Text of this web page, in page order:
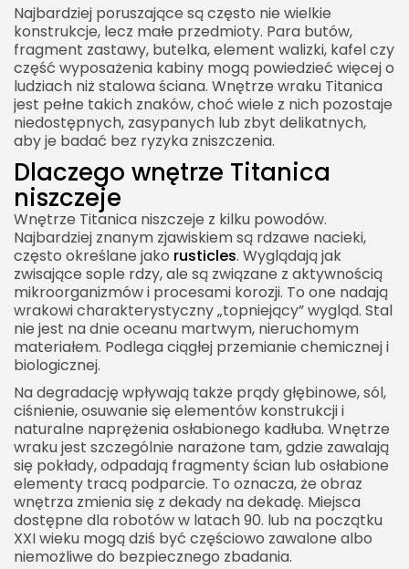
Najbardziej poruszające są często nie wielkie
konstrukcje, lecz małe przedmioty. Para butów,
fragment zastawy, butelka, element walizki, kafel czy
część wyposażenia kabiny mogą powiedzieć więcej o
ludziach niż stalowa ściana. Wnętrze wraku Titanica
jest pełne takich znaków, choć wiele z nich pozostaje
niedostępnych, zasypanych lub zbyt delikatnych,
aby je badać bez ryzyka zniszczenia.
Dlaczego wnętrze Titanica
niszczeje
Wnętrze Titanica niszczeje z kilku powodów.
Najbardziej znanym zjawiskiem są rdzawe nacieki,
często określane jako rusticles. Wyglądają jak
zwisające sople rdzy, ale są związane z aktywnością
mikroorganizmów i procesami korozji. To one nadają
wrakowi charakterystyczny „topniejący” wygląd. Stal
nie jest na dnie oceanu martwym, nieruchomym
materiałem. Podlega ciągłej przemianie chemicznej i
biologicznej.
Na degradację wpływają także prądy głębinowe, sól,
ciśnienie, osuwanie się elementów konstrukcji i
naturalne naprężenia osłabionego kadłuba. Wnętrze
wraku jest szczególnie narażone tam, gdzie zawalają
się pokłady, odpadają fragmenty ścian lub osłabione
elementy tracą podparcie. To oznacza, że obraz
wnętrza zmienia się z dekady na dekadę. Miejsca
dostępne dla robotów w latach 90. lub na początku
XXI wieku mogą dziś być częściowo zawalone albo
niemożliwe do bezpiecznego zbadania.